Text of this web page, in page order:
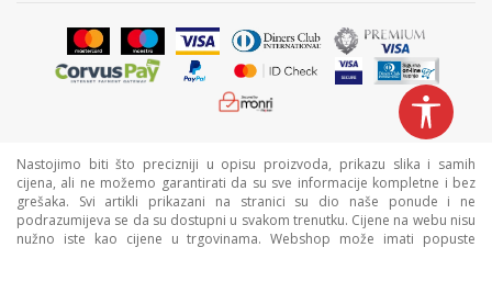
Nastojimo biti što precizniji u opisu proizvoda, prikazu slika i samih
cijena, ali ne možemo garantirati da su sve informacije kompletne i bez
grešaka. Svi artikli prikazani na stranici su dio naše ponude i ne
podrazumijeva se da su dostupni u svakom trenutku. Cijene na webu nisu
nužno iste kao cijene u trgovinama. Webshop može imati popuste